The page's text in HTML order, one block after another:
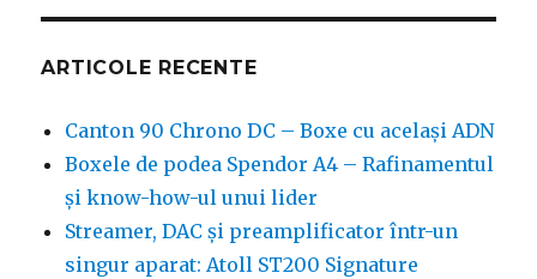
ARTICOLE RECENTE
Canton 90 Chrono DC – Boxe cu același ADN
Boxele de podea Spendor A4 – Rafinamentul
și know-how-ul unui lider
Streamer, DAC și preamplificator într-un
singur aparat: Atoll ST200 Signature